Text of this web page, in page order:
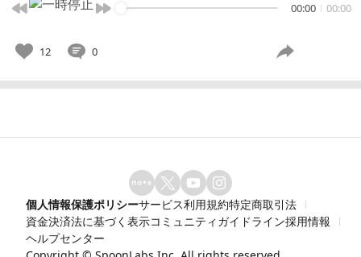
00:00 00:00
12 0
個人情報保護ポリシーサービス利用規約特定商取引法
資金決済法に基づく表示コミュニティガイドライン採用情報
ヘルプセンター